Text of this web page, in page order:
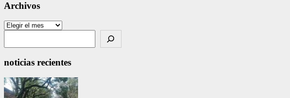
Archivos
Archivos
noticias recientes